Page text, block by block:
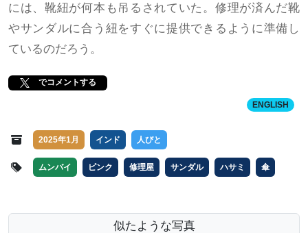
には、靴紐が何本も吊るされていた。修理が済んだ靴
やサンダルに合う紐をすぐに提供できるように準備し
ているのだろう。
でコメントする
ENGLISH
2025年1月 インド 人びと
ムンバイ ピンク 修理屋 サンダル ハサミ 傘
似たような写真